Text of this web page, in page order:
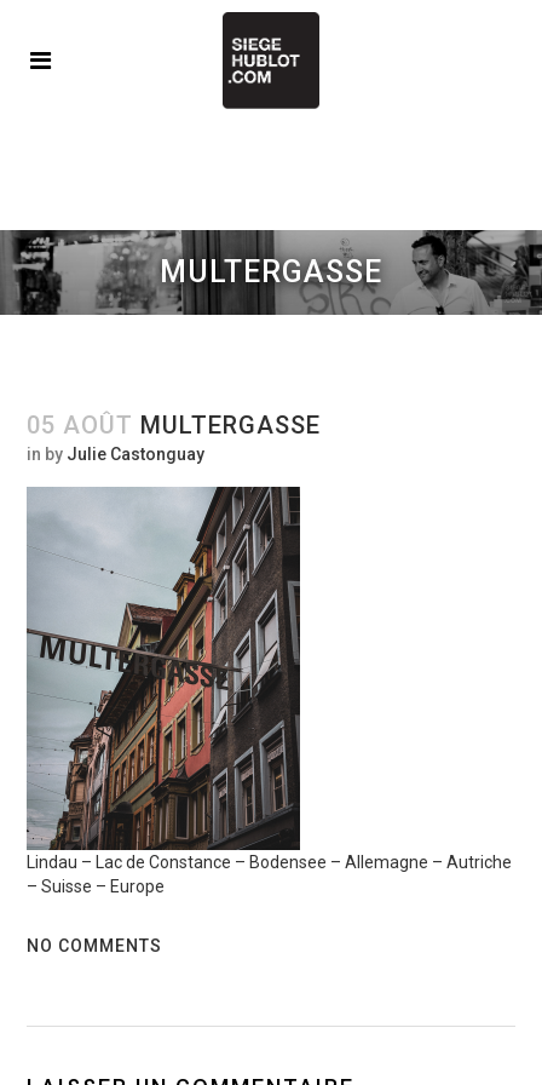
MULTERGASSE
05 AOÛT MULTERGASSE
in by Julie Castonguay
Lindau – Lac de Constance – Bodensee – Allemagne – Autriche
– Suisse – Europe
NO COMMENTS